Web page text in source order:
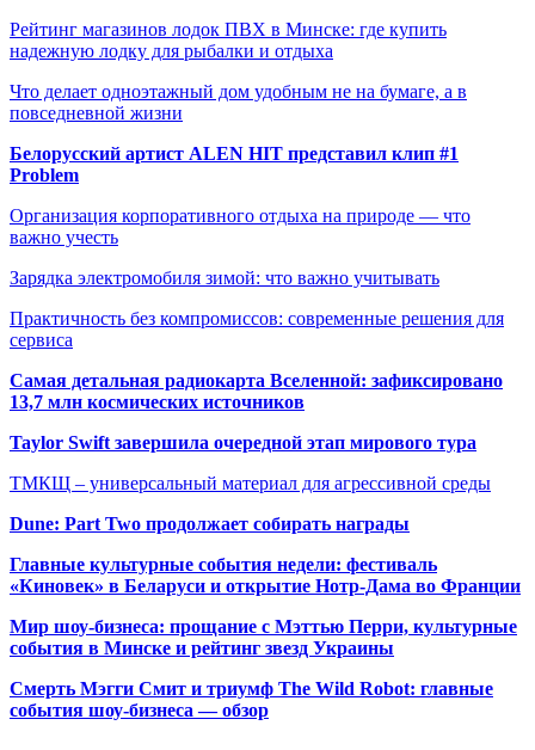
Рейтинг магазинов лодок ПВХ в Минске: где купить
надежную лодку для рыбалки и отдыха
Что делает одноэтажный дом удобным не на бумаге, а в
повседневной жизни
Белорусский артист ALEN HIT представил клип #1
Problem
Организация корпоративного отдыха на природе — что
важно учесть
Зарядка электромобиля зимой: что важно учитывать
Практичность без компромиссов: современные решения для
сервиса
Самая детальная радиокарта Вселенной: зафиксировано
13,7 млн космических источников
Taylor Swift завершила очередной этап мирового тура
ТМКЩ – универсальный материал для агрессивной среды
Dune: Part Two продолжает собирать награды
Главные культурные события недели: фестиваль
«Киновек» в Беларуси и открытие Нотр-Дама во Франции
Мир шоу-бизнеса: прощание с Мэттью Перри, культурные
события в Минске и рейтинг звезд Украины
Смерть Мэгги Смит и триумф The Wild Robot: главные
события шоу-бизнеса — обзор